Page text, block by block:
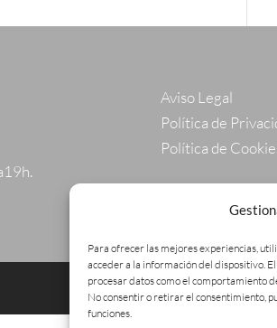
Para ofrecer las mejores experiencias,
acceder a la información del dispositivo.
procesar datos como el comportamiento
No consentir o retirar el consentimiento,
funciones.
Aviso Legal
Política de
Política de